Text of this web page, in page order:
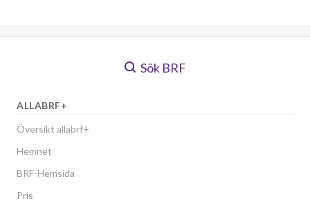
Sök BRF
ALLABRF+
Översikt allabrf+
Hemnet
BRF-Hemsida
Pris